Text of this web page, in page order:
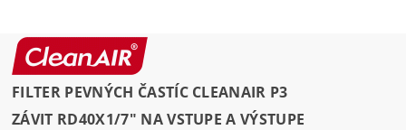
FILTER PEVNÝCH ČASTÍC CLEANAIR P3
ZÁVIT RD40X1/7" NA VSTUPE A VÝSTUPE